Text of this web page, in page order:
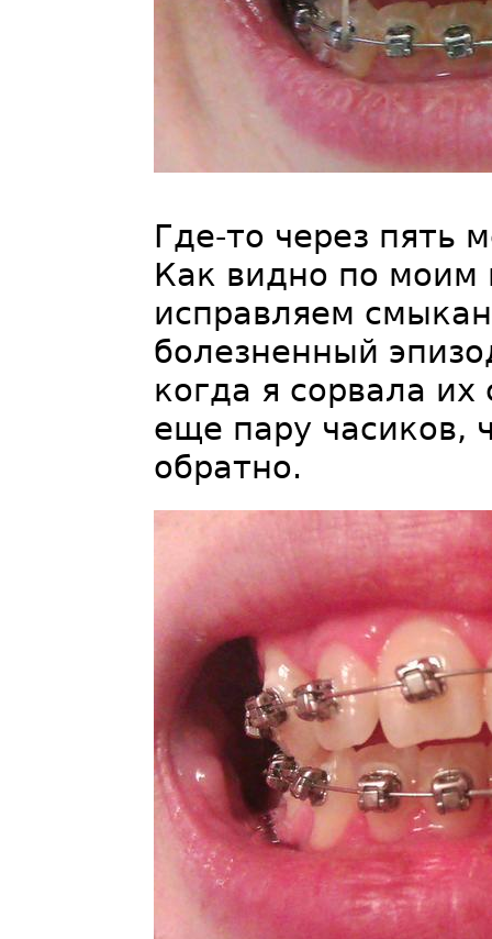
Где-то через пять
Как видно по моим
исправляем
болезненный
когда я сорвала
еще пару часиков,
обратно.